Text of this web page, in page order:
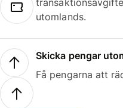
utomlands.
Skicka pengar
Få pengarna att